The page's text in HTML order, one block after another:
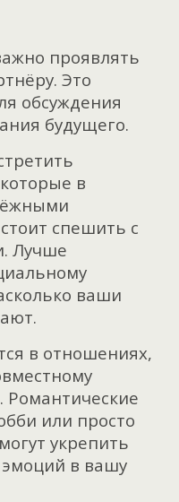
проявлять
Это
обсуждения
будущего.
в
спешить с
Лучше
ваши
в отношениях,
или просто
укрепить
эмоций в вашу